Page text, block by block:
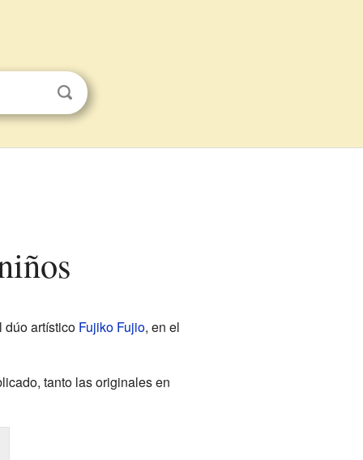
dúo artístico Fujiko Fujio, en el
tanto las originales en